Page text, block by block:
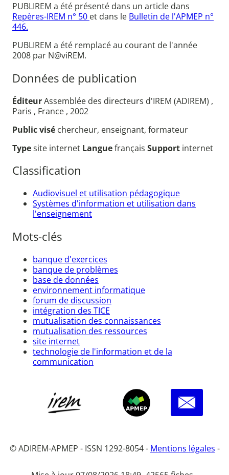
PUBLIREM a été présenté dans un article dans
Repères-IREM n° 50 et dans le Bulletin de l'APMEP n°
446.
PUBLIREM a été remplacé au courant de l'année
2008 par N@viREM.
Données de publication
ÉditeurAssemblée des directeurs d'IREM (ADIREM) ,
Paris , France , 2002
Public visé chercheur, enseignant, formateur
Typesite internet Languefrançais Support internet
Classification
Audiovisuel et utilisation pédagogique
Systèmes d'information et utilisation dans
l'enseignement
Mots-clés
banque d'exercices
banque de problèmes
base de données
environnement informatique
forum de discussion
intégration des TICE
mutualisation des connaissances
mutualisation des ressources
site internet
technologie de l'information et de la
communication
© ADIREM-APMEP - ISSN 1292-8054 - Mentions légales -